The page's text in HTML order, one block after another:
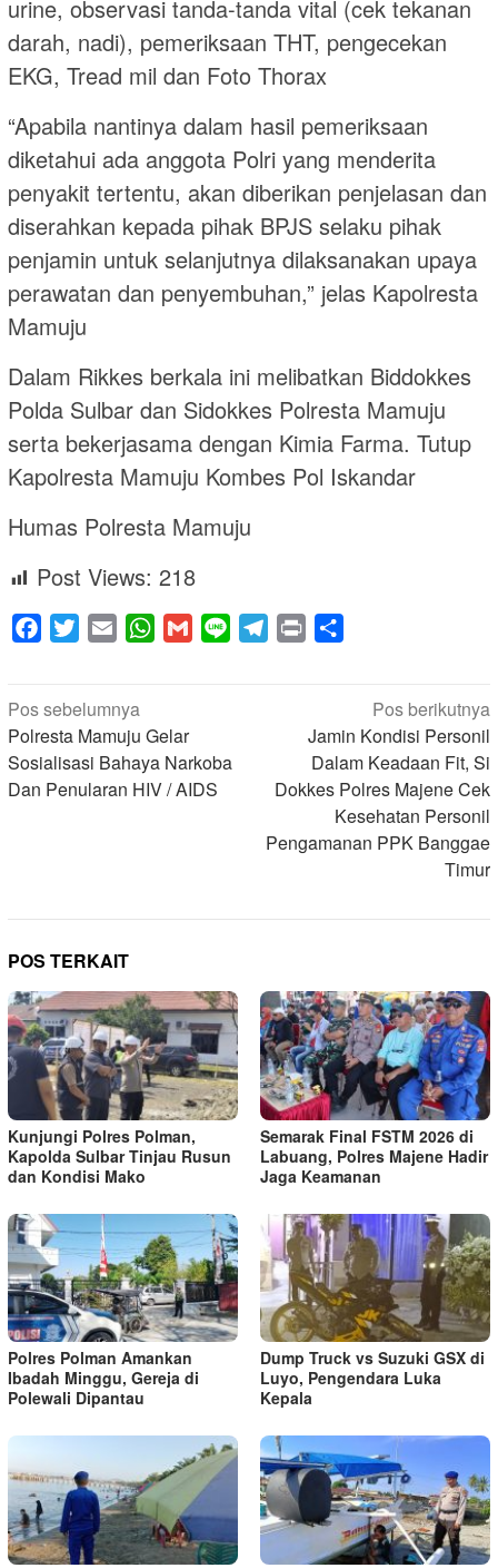
urine, observasi tanda-tanda vital (cek tekanan
darah, nadi), pemeriksaan THT, pengecekan
EKG, Tread mil dan Foto Thorax
“Apabila nantinya dalam hasil pemeriksaan
diketahui ada anggota Polri yang menderita
penyakit tertentu, akan diberikan penjelasan dan
diserahkan kepada pihak BPJS selaku pihak
penjamin untuk selanjutnya dilaksanakan upaya
perawatan dan penyembuhan,” jelas Kapolresta
Mamuju
Dalam Rikkes berkala ini melibatkan Biddokkes
Polda Sulbar dan Sidokkes Polresta Mamuju
serta bekerjasama dengan Kimia Farma. Tutup
Kapolresta Mamuju Kombes Pol Iskandar
Humas Polresta Mamuju
Post Views: 218
Facebook
Twitter Email WhatsApp
Gmail Line Telegram
Print
Navigasi
pos
Pos sebelumnya
Polresta Mamuju Gelar
Sosialisasi Bahaya Narkoba
Dan Penularan HIV / AIDS
Pos berikutnya
Jamin Kondisi Personil
Dalam Keadaan Fit, Si
Dokkes Polres Majene Cek
Kesehatan Personil
Pengamanan PPK Banggae
Timur
POS TERKAIT
Kunjungi Polres Polman,
Kapolda Sulbar Tinjau Rusun
dan Kondisi Mako
Semarak Final FSTM 2026 di
Labuang, Polres Majene Hadir
Jaga Keamanan
Polres Polman Amankan
Ibadah Minggu, Gereja di
Polewali Dipantau
Dump Truck vs Suzuki GSX di
Luyo, Pengendara Luka
Kepala